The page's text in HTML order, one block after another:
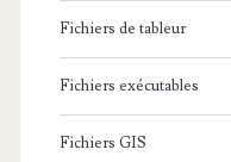
Fichiers de tableur
Fichiers exécutables
Fichiers GIS